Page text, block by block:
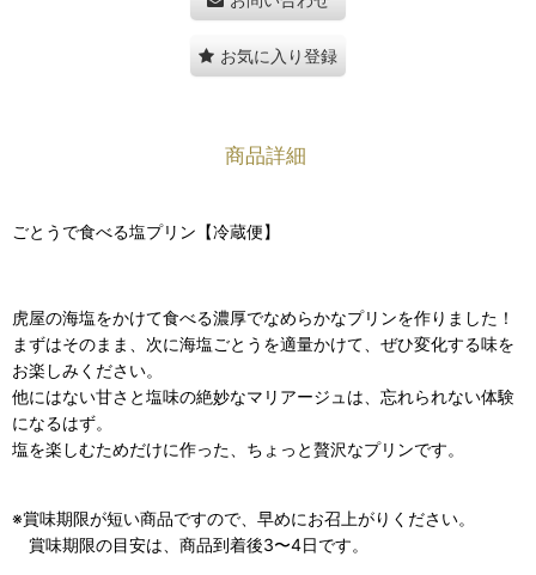
お気に入り登録
商品詳細
ごとうで食べる塩プリン【冷蔵便】
虎屋の海塩をかけて食べる濃厚でなめらかなプリンを作りました！
まずはそのまま、次に海塩ごとうを適量かけて、ぜひ変化する味を
お楽しみください。
他にはない甘さと塩味の絶妙なマリアージュは、忘れられない体験
になるはず。
塩を楽しむためだけに作った、ちょっと贅沢なプリンです。
※賞味期限が短い商品ですので、早めにお召上がりください。
賞味期限の目安は、商品到着後3〜4日です。